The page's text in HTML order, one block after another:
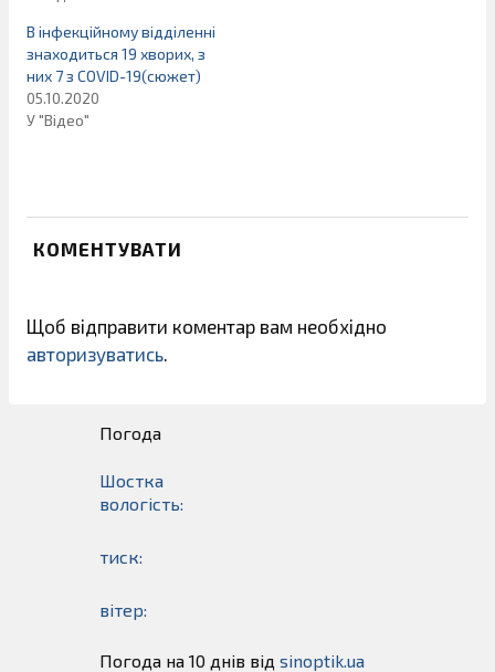
В інфекційному відділенні
знаходиться 19 хворих, з
них 7 з COVID-19(сюжет)
05.10.2020
У "Відео"
КОМЕНТУВАТИ
Щоб відправити коментар вам необхідно
авторизуватись.
Погода
Шостка
вологість:
тиск:
вітер:
Погода на 10 днів від sinoptik.ua